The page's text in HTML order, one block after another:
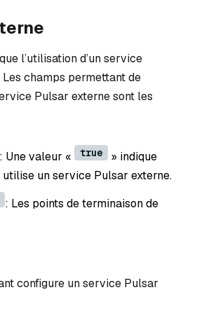
l’utilisation d’un service
champs permettant de
Pulsar externe sont les
: Une valeur « true
» indique
un service Pulsar externe.
: Les points de terminaison de
configure un service Pulsar